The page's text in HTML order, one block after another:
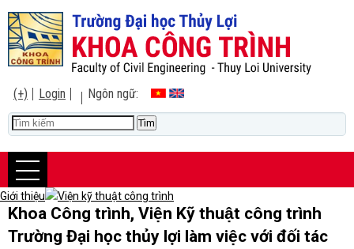
(+) Login Ngôn ngữ:
Giới thiệu Viện kỹ thuật công trình
Khoa Công trình, Viện Kỹ thuật công trình
Trường Đại học thủy lợi làm việc với đối tác